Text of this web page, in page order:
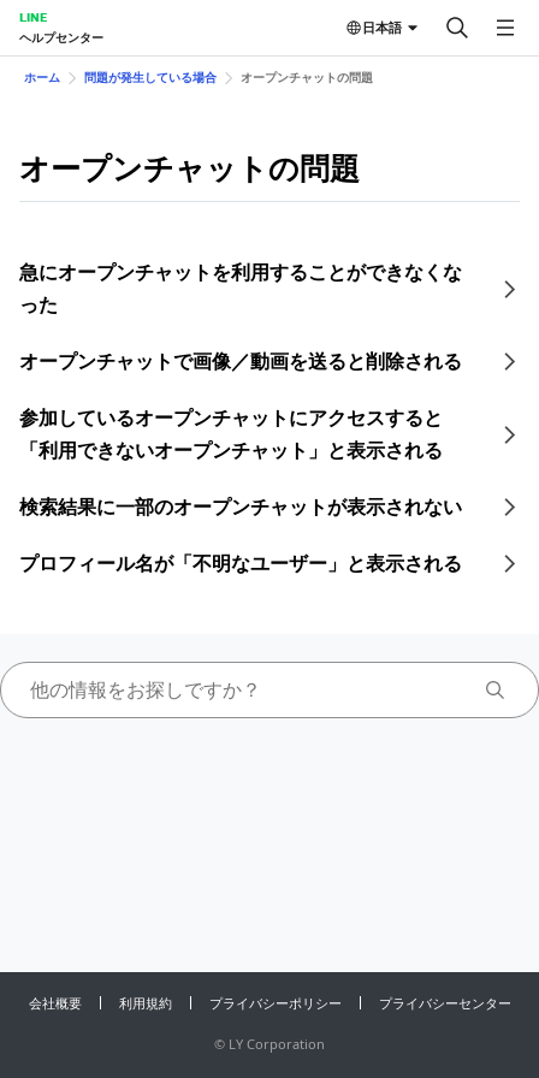
LINE
ヘルプセンター
日本語
ホーム 問題が発生している場合 オープンチャットの問題
オープンチャットの問題
急にオープンチャットを利用することができなくな
った
オープンチャットで画像／動画を送ると削除される
参加しているオープンチャットにアクセスすると
「利用できないオープンチャット」と表示される
検索結果に一部のオープンチャットが表示されない
プロフィール名が「不明なユーザー」と表示される
会社概要 利用規約 プライバシーポリシー プライバシーセンター
© LY Corporation